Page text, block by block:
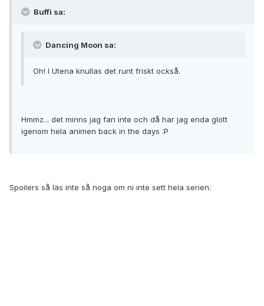
Buffi sa:
Dancing Moon sa:
Oh! I Utena knullas det runt friskt också.
Hmmz... det minns jag fan inte och då har jag enda glott
igenom hela animen back in the days :P
Spoilers så läs inte så noga om ni inte sett hela serien: